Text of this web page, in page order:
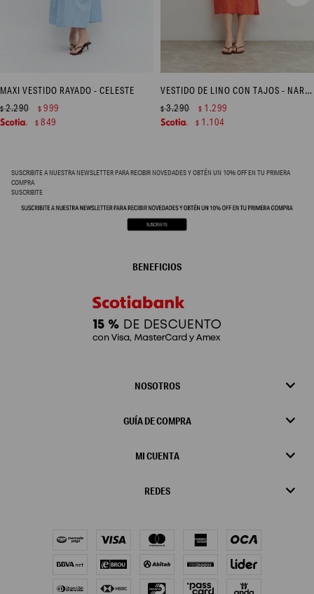
MAXI VESTIDO RAYADO - CELESTE
$2.290 $ 999
$ 849
VESTIDO DE LINO CON TAJOS - NARANJA
$3.290 $ 1.299
$ 1.104
SUSCRIBITE A NUESTRA NEWSLETTER PARA RECIBIR NOVEDADES Y OBTÉN UN 10% OFF EN TU PRIMERA
COMPRA
SUSCRIBITE
NOSOTROS
GUÍA DE COMPRA
MI CUENTA
REDES
BENEFICIOS